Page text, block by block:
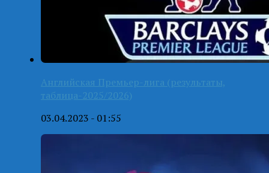
Английская Премьер-лига (результаты,
таблица-2025/2026)
03.04.2023 - 01:55